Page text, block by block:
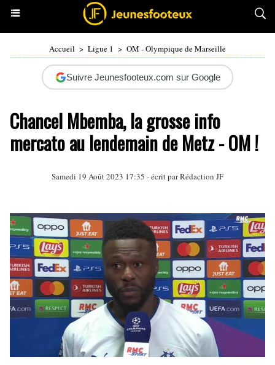
Accueil > Ligue 1 > OM - Olympique de Marseille
Suivre Jeunesfooteux.com sur Google
Chancel Mbemba, la grosse info
mercato au lendemain de Metz - OM !
Samedi 19 Août 2023 17:35 - écrit par Rédaction JF